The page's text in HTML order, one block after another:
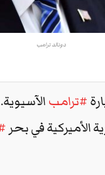
دونالد ترامب
#ترامب
الأميركية في بحر